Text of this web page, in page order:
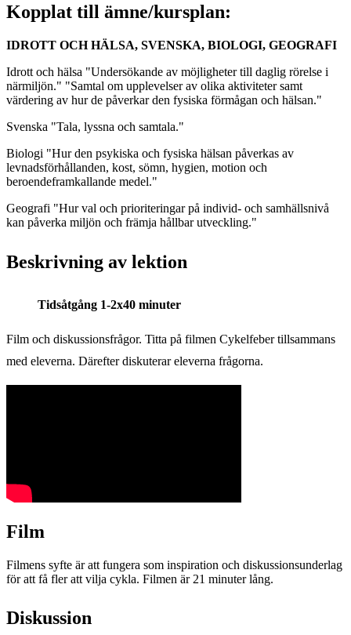
Kopplat till ämne/kursplan:
IDROTT OCH HÄLSA, SVENSKA, BIOLOGI, GEOGRAFI
Idrott och hälsa "Undersökande av möjligheter till daglig rörelse i
närmiljön." "Samtal om upplevelser av olika aktiviteter samt
värdering av hur de påverkar den fysiska förmågan och hälsan."
Svenska "Tala, lyssna och samtala."
Biologi "Hur den psykiska och fysiska hälsan påverkas av
levnadsförhållanden, kost, sömn, hygien, motion och
beroendeframkallande medel."
Geografi "Hur val och prioriteringar på individ- och samhällsnivå
kan påverka miljön och främja hållbar utveckling."
Beskrivning av lektion
Tidsåtgång 1-2x40 minuter
Film och diskussionsfrågor. Titta på filmen Cykelfeber tillsammans
med eleverna. Därefter diskuterar eleverna frågorna.
Film
Filmens syfte är att fungera som inspiration och diskussionsunderlag
för att få fler att vilja cykla. Filmen är 21 minuter lång.
Diskussion